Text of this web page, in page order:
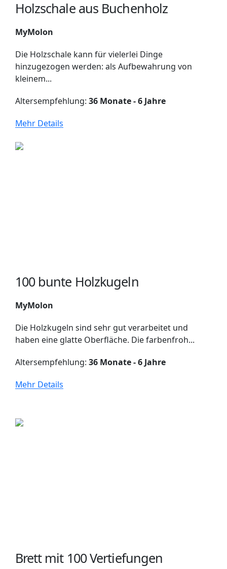
Holzschale aus Buchenholz
MyMolon
Die Holzschale kann für vielerlei Dinge
hinzugezogen werden: als Aufbewahrung von
kleinem...
Altersempfehlung: 36 Monate - 6 Jahre
Mehr Details
100 bunte Holzkugeln
MyMolon
Die Holzkugeln sind sehr gut verarbeitet und
haben eine glatte Oberfläche. Die farbenfroh...
Altersempfehlung: 36 Monate - 6 Jahre
Mehr Details
Brett mit 100 Vertiefungen